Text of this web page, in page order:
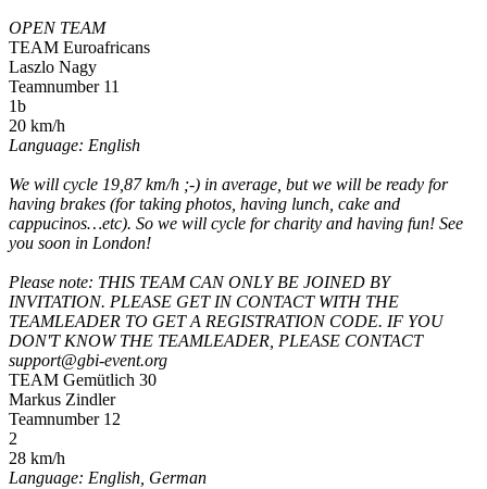
OPEN TEAM
TEAM Euroafricans
Laszlo Nagy
Teamnumber 11
1b
20 km/h
Language: English
We will cycle 19,87 km/h ;-) in average, but we will be ready for
having brakes (for taking photos, having lunch, cake and
cappucinos…etc). So we will cycle for charity and having fun! See
you soon in London!
Please note: THIS TEAM CAN ONLY BE JOINED BY
INVITATION. PLEASE GET IN CONTACT WITH THE
TEAMLEADER TO GET A REGISTRATION CODE. IF YOU
DON'T KNOW THE TEAMLEADER, PLEASE CONTACT
support@gbi-event.org
TEAM Gemütlich 30
Markus Zindler
Teamnumber 12
2
28 km/h
Language: English, German